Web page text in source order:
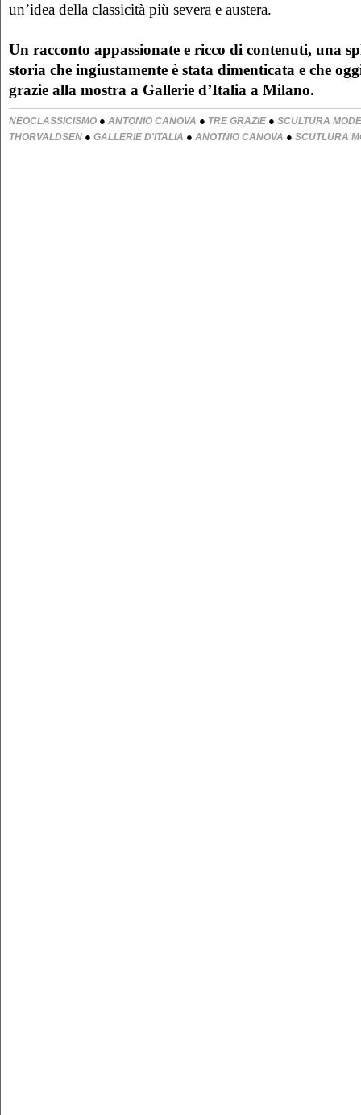
un’idea della classicità più severa e austera.
Un racconto appassionate e ricco di contenuti, una
storia che ingiustamente è stata dimenticata e che
grazie alla mostra a Gallerie d’Italia a Milano.
NEOCLASSICISMO ● ANTONIO CANOVA ● TRE GRAZIE ● SCULTURA
THORVALDSEN ● GALLERIE D'ITALIA ● ANOTNIO CANOVA ● SCUTLURA